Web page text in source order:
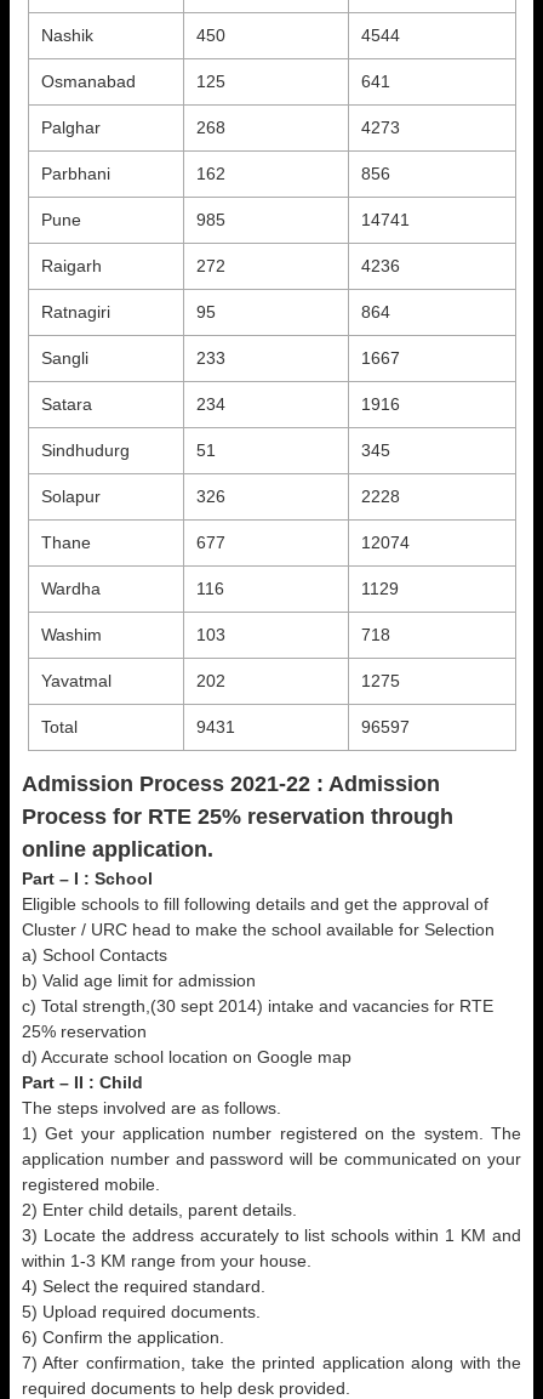
Nashik 450 4544
Osmanabad 125 641
Palghar 268 4273
Parbhani 162 856
Pune 985 14741
Raigarh 272 4236
Ratnagiri 95 864
Sangli 233 1667
Satara 234 1916
Sindhudurg 51 345
Solapur 326 2228
Thane 677 12074
Wardha 116 1129
Washim 103 718
Yavatmal 202 1275
Total 9431 96597
Admission Process 2021-22 : Admission
Process for RTE 25% reservation through
online application.
Part – I : School
Eligible schools to fill following details and get the approval of
Cluster / URC head to make the school available for Selection
a) School Contacts
b) Valid age limit for admission
c) Total strength,(30 sept 2014) intake and vacancies for RTE
25% reservation
d) Accurate school location on Google map
Part – II : Child
The steps involved are as follows.
1) Get your application number registered on the system. The
application number and password will be communicated on your
registered mobile.
2) Enter child details, parent details.
3) Locate the address accurately to list schools within 1 KM and
within 1-3 KM range from your house.
4) Select the required standard.
5) Upload required documents.
6) Confirm the application.
7) After confirmation, take the printed application along with the
required documents to help desk provided.